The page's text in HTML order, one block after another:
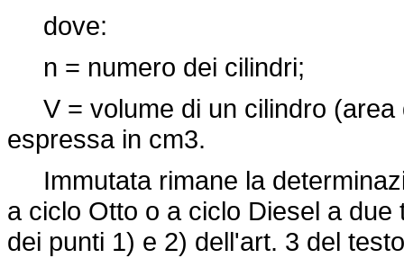
dove:
n = numero dei cilindri;
V = volume di un cilindro (area
espressa in cm3.
Immutata rimane la
a ciclo Otto o a ciclo Diesel a
dei punti 1) e 2) dell'art. 3 del